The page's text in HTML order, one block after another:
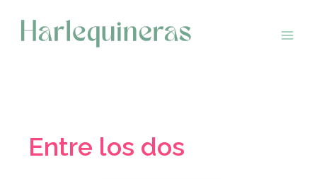
contenido
Entre los dos